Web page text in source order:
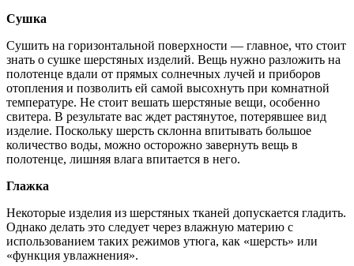
Сушка
Сушить на горизонтальной поверхности — главное, что стоит
знать о сушке шерстяных изделий. Вещь нужно разложить на
полотенце вдали от прямых солнечных лучей и приборов
отопления и позволить ей самой высохнуть при комнатной
температуре. Не стоит вешать шерстяные вещи, особенно
свитера. В результате вас ждет растянутое, потерявшее вид
изделие. Поскольку шерсть склонна впитывать большое
количество воды, можно осторожно завернуть вещь в
полотенце, лишняя влага впитается в него.
Глажка
Некоторые изделия из шерстяных тканей допускается гладить.
Однако делать это следует через влажную материю с
использованием таких режимов утюга, как «шерсть» или
«функция увлажнения».